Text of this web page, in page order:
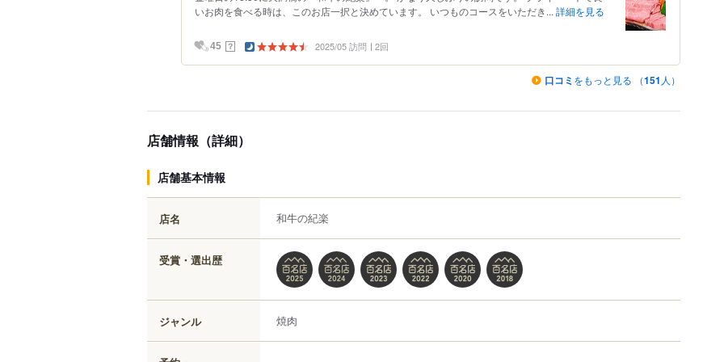
いお肉を食べる時は、このお店一択と決めています。 いつものコースをいただき... 詳細を見る
45 ？ 2025/05 訪問 2回
口コミ をもっと見る （151 人）
店舗情報（詳細）
店舗基本情報
店名 和牛の紀楽
受賞・選出歴
ジャンル 焼肉